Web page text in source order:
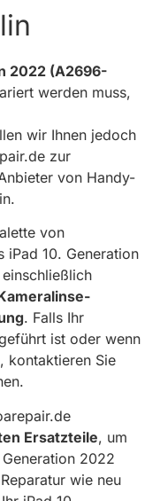
2022 (A2696-
werden muss,
wir Ihnen jedoch
zur
von Handy-
von
iPad 10. Generation
. Falls Ihr
ist oder wenn
kontaktieren Sie
Ersatzteile, um
2022
wie neu